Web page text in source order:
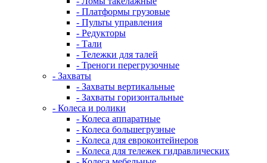
- Платформы грузовые
- Пульты управления
- Редукторы
- Тали
- Тележки для талей
- Треноги перегрузочные
- Захваты
- Захваты вертикальные
- Захваты горизонтальные
- Колеса и ролики
- Колеса аппаратные
- Колеса большегрузные
- Колеса для евроконтейнеров
- Колеса для тележек гидравлических